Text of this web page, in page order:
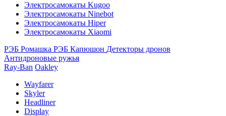
Электросамокаты Kugoo
Электросамокаты Ninebot
Электросамокаты Hiper
Электросамокаты Xiaomi
РЭБ Ромашка РЭБ Капюшон Детекторы дронов
Антидроновые ружья
Ray-Ban Oakley
Wayfarer
Skyler
Headliner
Display